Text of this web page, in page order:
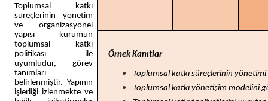
Toplumsal katkı
süreçlerinin yönetim
ve organizasyonel
yapısı kurumun
toplumsal katkı
politikası ile
uyumludur, görev
tanımları
belirlenmiştir. Yapının
işlerliği izlenmekte ve
Örnek Kanıtlar
Toplumsal katkı süreçlerinin yönetimi
Toplumsal katkı yönetişim modelini